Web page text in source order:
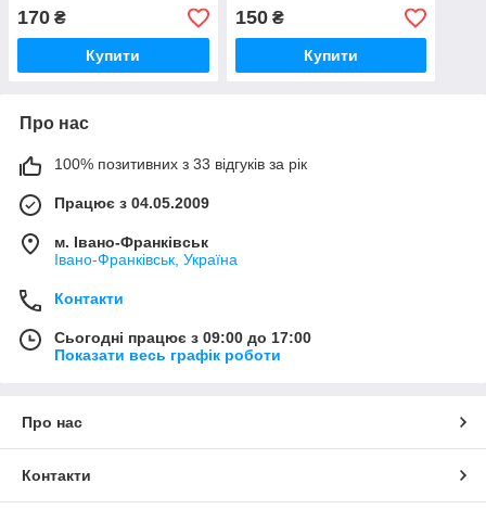
170 ₴
Купити
150₴
Купити
Про нас
100% позитивних з 33 відгуків за рік
Працює з 04.05.2009
м. Івано-Франківськ
Івано-Франківськ, Україна
Контакти
Сьогодні працює з 09:00 до 17:00
Показати весь графік роботи
Про нас
Контакти